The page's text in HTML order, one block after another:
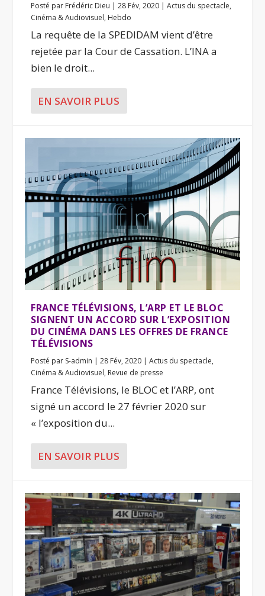
Posté par Frédéric Dieu |28 Fév, 2020 |Actus du spectacle,
Cinéma & Audiovisuel, Hebdo
La requête de la SPEDIDAM vient d’être
rejetée par la Cour de Cassation. L’INA a
bien le droit...
EN SAVOIR PLUS
FRANCE TÉLÉVISIONS, L’ARP ET LE BLOC
SIGNENT UN ACCORD SUR L’EXPOSITION
DU CINÉMA DANS LES OFFRES DE FRANCE
TÉLÉVISIONS
Posté par S-admin |28 Fév, 2020 |Actus du spectacle,
Cinéma & Audiovisuel, Revue de presse
France Télévisions, le BLOC et l’ARP, ont
signé un accord le 27 février 2020 sur
« l’exposition du...
EN SAVOIR PLUS